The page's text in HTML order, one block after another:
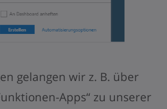
gelangen wir z. B. über
Apps“ zu unserer